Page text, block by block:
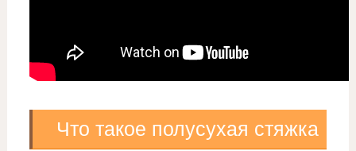
Что такое полусухая стяжка